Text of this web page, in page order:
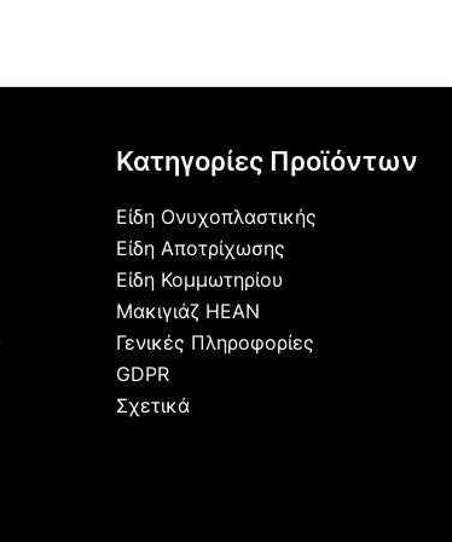
Κατηγορίες Προϊόντων
Είδη Ονυχοπλαστικής
Είδη Αποτρίχωσης
Είδη Κομμωτηρίου
Μακιγιάζ HEAN
Γενικές Πληροφορίες
GDPR
Σχετικά